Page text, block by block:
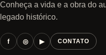
Conheça a vida e a obra do
legado histórico.
f ◎ ▶ CONTATO